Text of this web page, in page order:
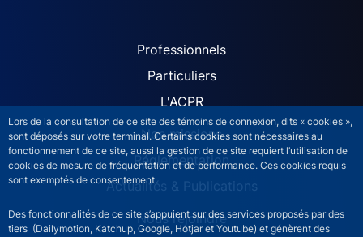
Lors de la consultation de ce site des témoins de connexion, dits « cookies »,
sont déposés sur votre terminal. Certains cookies sont nécessaires au
fonctionnement de ce site, aussi la gestion de ce site requiert l’utilisation de
cookies de mesure de fréquentation et de performance. Ces cookies requis
sont exemptés de consentement.
Des fonctionnalités de ce site s’appuient sur des services proposés par des
tiers (Dailymotion, Katchup, Google, Hotjar et Youtube) et génèrent des
ACPR site navigation
Professionnels
Particuliers
L'ACPR
Nos missions
Réglementation
Actualités & Publications
Nous rejoindre